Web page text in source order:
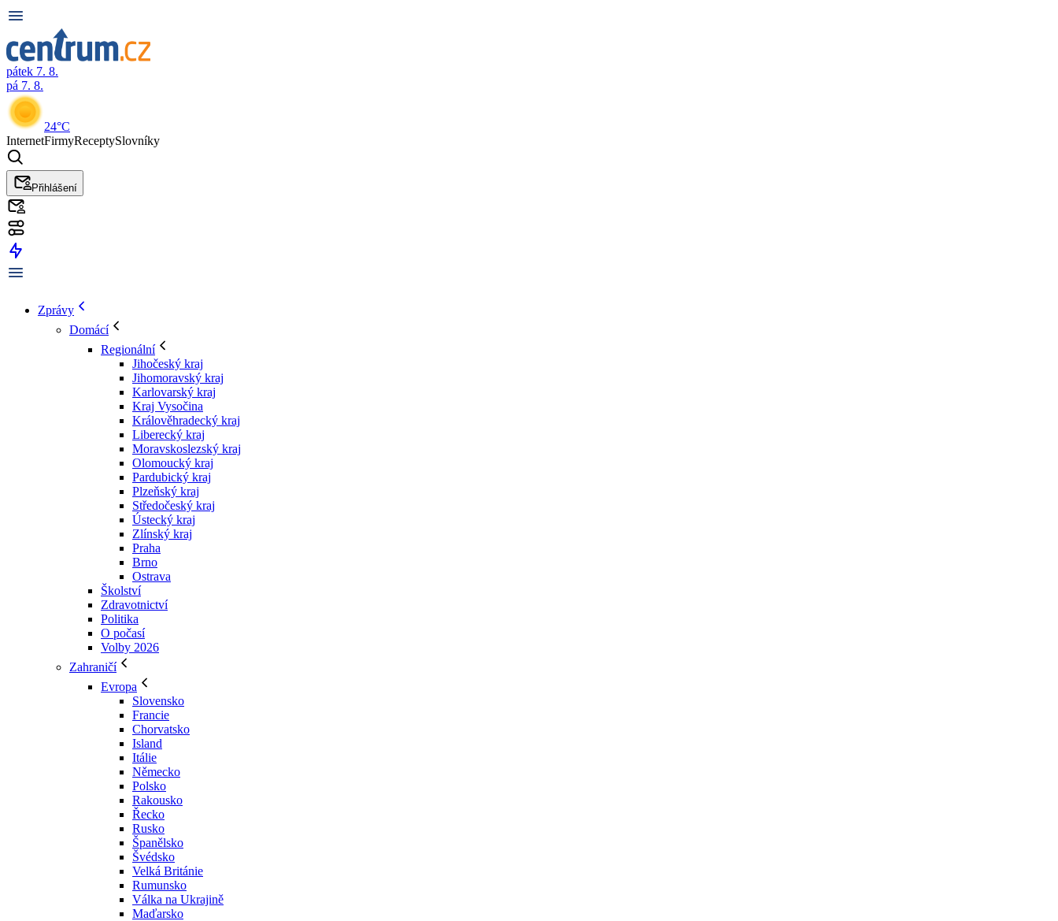
pátek 7. 8.
pá 7. 8.
24°C
InternetFirmyReceptySlovníky
Přihlášení
Zprávy
Domácí
Regionální
Jihočeský kraj
Jihomoravský kraj
Karlovarský kraj
Kraj Vysočina
Králověhradecký kraj
Liberecký kraj
Moravskoslezský kraj
Olomoucký kraj
Pardubický kraj
Plzeňský kraj
Středočeský kraj
Ústecký kraj
Zlínský kraj
Praha
Brno
Ostrava
Školství
Zdravotnictví
Politika
O počasí
Volby 2026
Zahraničí
Evropa
Slovensko
Francie
Chorvatsko
Island
Itálie
Německo
Polsko
Rakousko
Řecko
Rusko
Španělsko
Švédsko
Velká Británie
Rumunsko
Válka na Ukrajině
Maďarsko